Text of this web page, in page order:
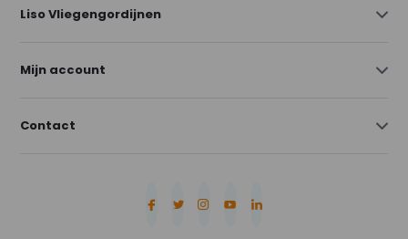
Liso Vliegengordijnen
Mijn account
Contact